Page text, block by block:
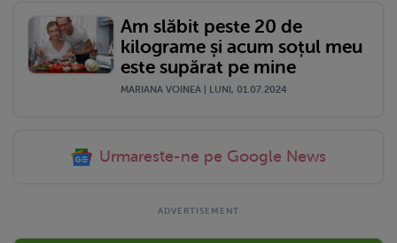
Am slăbit peste 20 de
kilograme și acum soțul meu
este supărat pe mine
MARIANA VOINEA | LUNI, 01.07.2024
Urmareste-ne pe Google News